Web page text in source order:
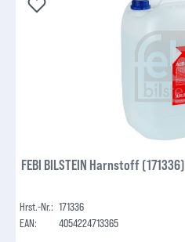
FEBI BILSTEIN Harnstoff (171336)
Hrst.-Nr.: 171336
EAN:
4054224713365